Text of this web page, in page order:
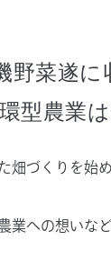
野菜遂
型農業
畑づくりを始
業への想いな